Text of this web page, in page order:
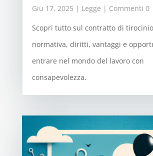
Giu 17, 2025 | Legge | Commenti 0
Scopri tutto sul contratto di
normativa, diritti, vantaggi e
entrare nel mondo del lavoro con
consapevolezza.